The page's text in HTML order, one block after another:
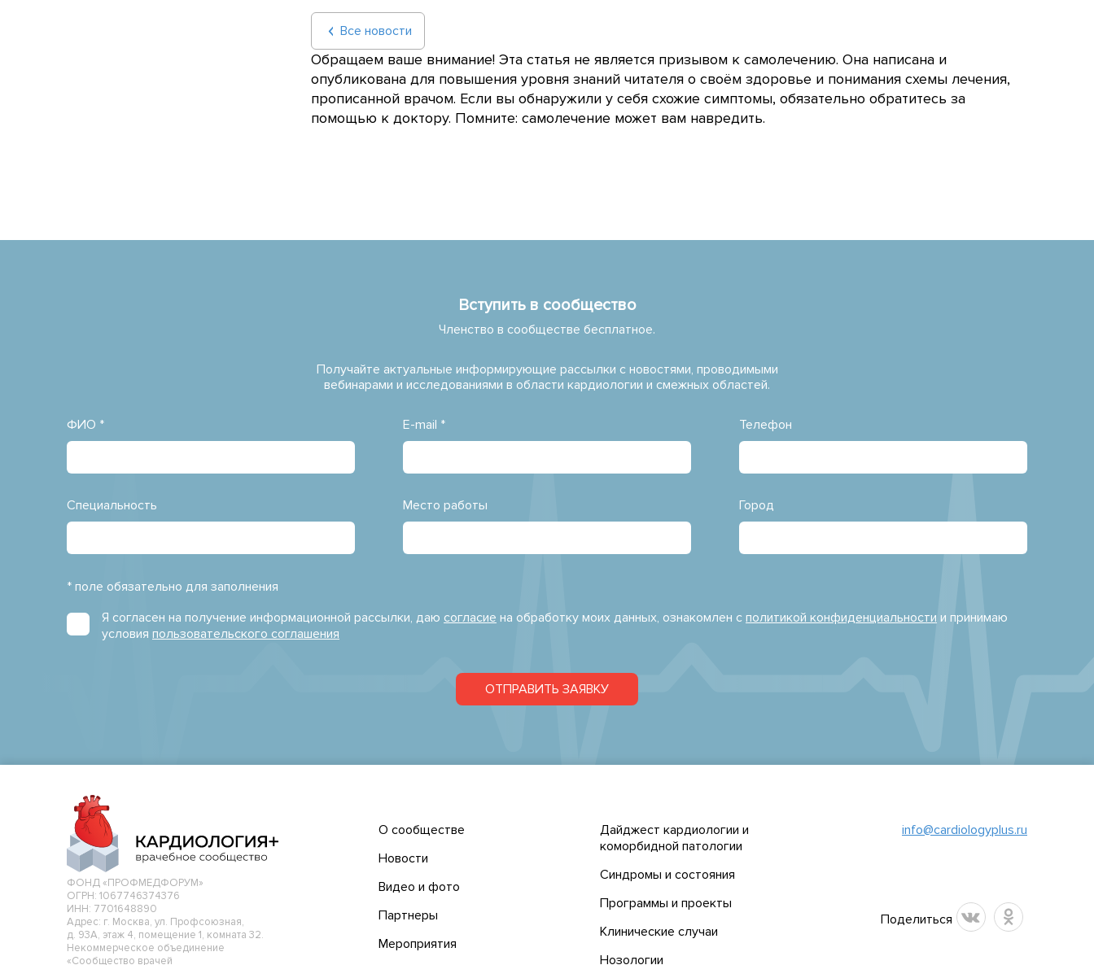
Все новости
Обращаем ваше внимание! Эта статья не является призывом к самолечению. Она написана и
опубликована для повышения уровня знаний читателя о своём здоровье и понимания схемы лечения,
прописанной врачом. Если вы обнаружили у себя схожие симптомы, обязательно обратитесь за
помощью к доктору. Помните: самолечение может вам навредить.
Вступить в сообщество
Членство в сообществе бесплатное.
Получайте актуальные информирующие рассылки с новостями, проводимыми
вебинарами и исследованиями в области кардиологии и смежных областей.
ФИО * E-mail * Телефон
Специальность Место работы Город
* поле обязательно для заполнения
Я согласен на получение информационной рассылки, даю согласие на обработку моих данных, ознакомлен с политикой конфиденциальности и принимаю
условия пользовательского соглашения
ОТПРАВИТЬ ЗАЯВКУ
ФОНД «ПРОФМЕДФОРУМ»
ОГРН: 1067746374376
ИНН: 7701648890
Адрес: г. Москва, ул. Профсоюзная,
д. 93А, этаж 4, помещение 1, комната 32.
Некоммерческое объединение
«Сообщество врачей
О сообществе
Новости
Видео и фото
Партнеры
Мероприятия
Дайджест кардиологии и
коморбидной патологии
Синдромы и состояния
Программы и проекты
Клинические случаи
Нозологии
info@cardiologyplus.ru
Поделиться